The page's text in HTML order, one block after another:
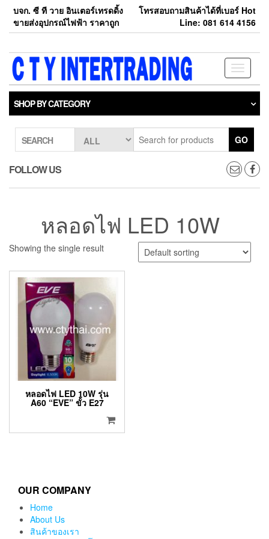
Skip
the
บจก. ซี ที วาย อินเตอร์เทรดดิ้ง
ขายส่งอุปกรณ์ไฟฟ้า ราคาถูก
โทรสอบถามสินค้าได้ที่เบอร์ Hot
Line: 081 614 4156
Toggle
SHOP BY CATEGORY
SEARCH GO
FOLLOW US
หลอดไฟ LED 10W
Showing the single result
หลอดไฟ LED 10W รุ่น
A60 “EVE” ขั้ว E27
OUR COMPANY
Home
About Us
สินค้าของเรา